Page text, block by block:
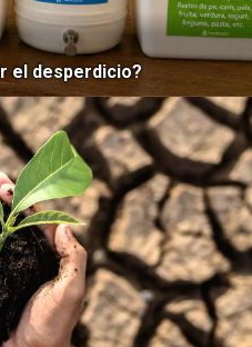
el desperdicio?